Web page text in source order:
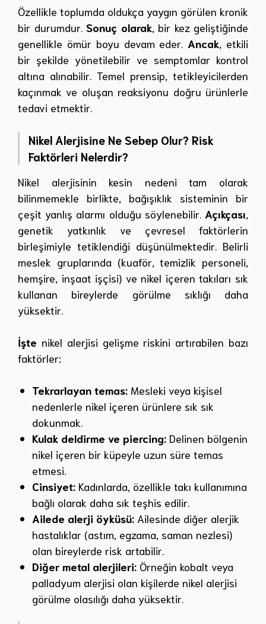
Özellikle toplumda oldukça yaygın görülen kronik
bir durumdur. Sonuç olarak, bir kez geliştiğinde
genellikle ömür boyu devam eder. Ancak, etkili
bir şekilde yönetilebilir ve semptomlar kontrol
altına alınabilir. Temel prensip, tetikleyicilerden
kaçınmak ve oluşan reaksiyonu doğru ürünlerle
tedavi etmektir.
Nikel Alerjisine Ne Sebep Olur? Risk
Faktörleri Nelerdir?
Nikel alerjisinin kesin nedeni tam olarak
bilinmemekle birlikte, bağışıklık sisteminin bir
çeşit yanlış alarmı olduğu söylenebilir. Açıkçası,
genetik yatkınlık ve çevresel faktörlerin
birleşimiyle tetiklendiği düşünülmektedir. Belirli
meslek gruplarında (kuaför, temizlik personeli,
hemşire, inşaat işçisi) ve nikel içeren takıları sık
kullanan bireylerde görülme sıklığı daha
yüksektir.
İşte nikel alerjisi gelişme riskini artırabilen bazı
faktörler:
Tekrarlayan temas: Mesleki veya kişisel
nedenlerle nikel içeren ürünlere sık sık
dokunmak.
Kulak deldirme ve piercing: Delinen bölgenin
nikel içeren bir küpeyle uzun süre temas
etmesi.
Cinsiyet: Kadınlarda, özellikle takı kullanımına
bağlı olarak daha sık teşhis edilir.
Ailede alerji öyküsü: Ailesinde diğer alerjik
hastalıklar (astım, egzama, saman nezlesi)
olan bireylerde risk artabilir.
Diğer metal alerjileri: Örneğin kobalt veya
palladyum alerjisi olan kişilerde nikel alerjisi
görülme olasılığı daha yüksektir.